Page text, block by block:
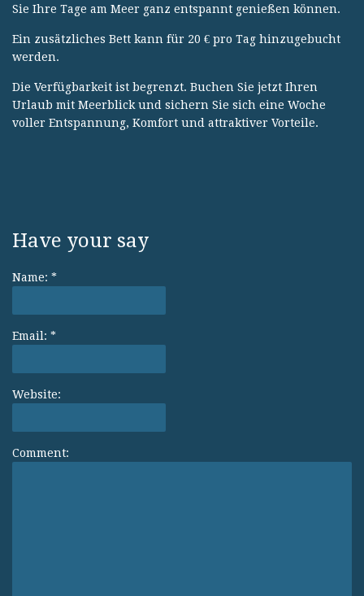
Sie Ihre Tage am Meer ganz entspannt genießen können.
Ein zusätzliches Bett kann für 20 € pro Tag hinzugebucht
werden.
Die Verfügbarkeit ist begrenzt. Buchen Sie jetzt Ihren
Urlaub mit Meerblick und sichern Sie sich eine Woche
voller Entspannung, Komfort und attraktiver Vorteile.
Have your say
Name: *
Email: *
Website:
Comment: